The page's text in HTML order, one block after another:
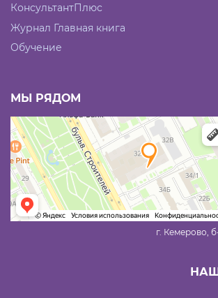
КонсультантПлюс
Журнал Главная книга
Обучение
МЫ РЯДОМ
г. Кемерово,